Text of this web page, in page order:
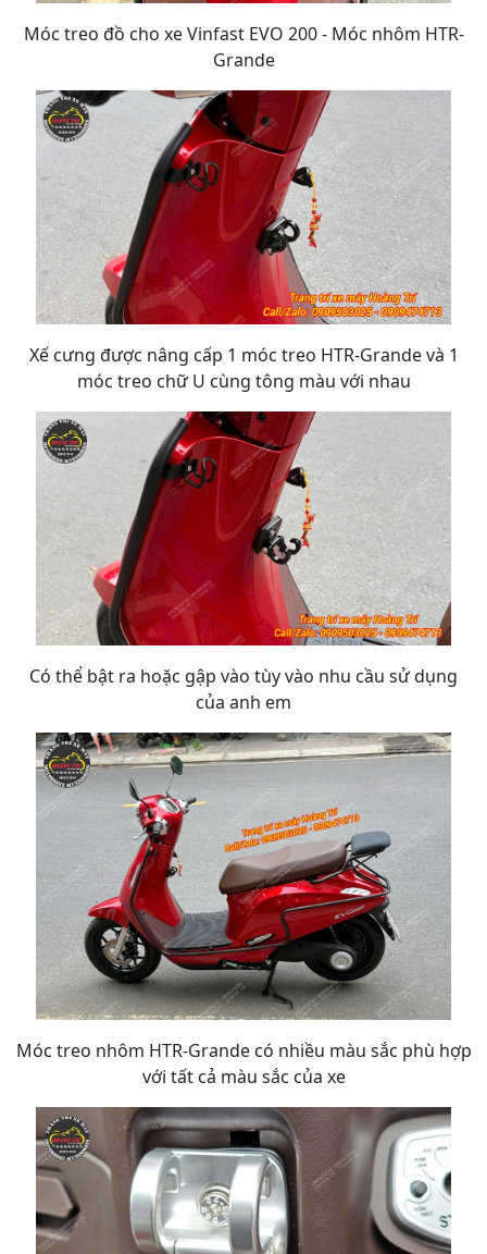
Móc treo đồ cho xe Vinfast EVO 200 - Móc nhôm HTR-
Grande
Xế cưng được nâng cấp 1 móc treo HTR-Grande và 1
móc treo chữ U cùng tông màu với nhau
Có thể bật ra hoặc gập vào tùy vào nhu cầu sử dụng
của anh em
Móc treo nhôm HTR-Grande có nhiều màu sắc phù hợp
với tất cả màu sắc của xe